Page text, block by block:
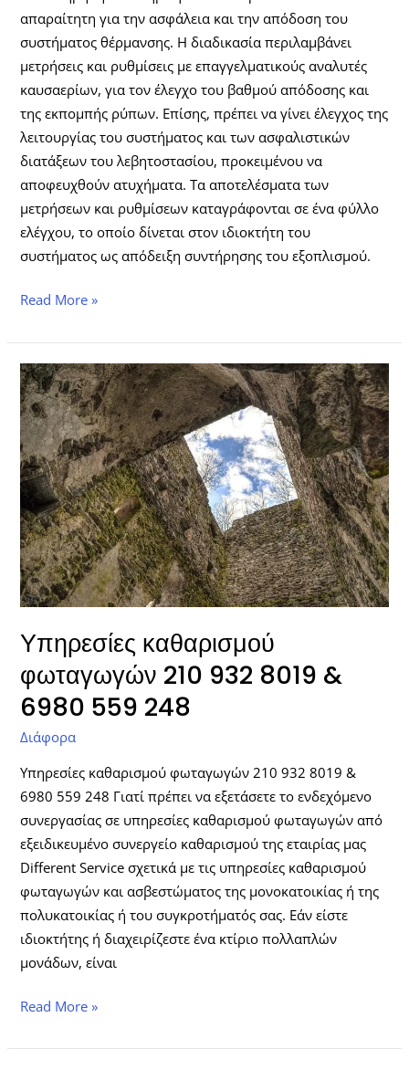
απαραίτητη για την ασφάλεια και την απόδοση του
συστήματος θέρμανσης. Η διαδικασία περιλαμβάνει
μετρήσεις και ρυθμίσεις με επαγγελματικούς αναλυτές
καυσαερίων, για τον έλεγχο του βαθμού απόδοσης και
της εκπομπής ρύπων. Επίσης, πρέπει να γίνει έλεγχος της
λειτουργίας του συστήματος και των ασφαλιστικών
διατάξεων του λεβητοστασίου, προκειμένου να
αποφευχθούν ατυχήματα. Τα αποτελέσματα των
μετρήσεων και ρυθμίσεων καταγράφονται σε ένα φύλλο
ελέγχου, το οποίο δίνεται στον ιδιοκτήτη του
συστήματος ως απόδειξη συντήρησης του εξοπλισμού.
Read More »
Υπηρεσίες καθαρισμού
φωταγωγών 210 932 8019 &
6980 559 248
Διάφορα
Υπηρεσίες καθαρισμού φωταγωγών 210 932 8019 &
6980 559 248 Γιατί πρέπει να εξετάσετε το ενδεχόμενο
συνεργασίας σε υπηρεσίες καθαρισμού φωταγωγών από
εξειδικευμένο συνεργείο καθαρισμού της εταιρίας μας
Different Service σχετικά με τις υπηρεσίες καθαρισμού
φωταγωγών και ασβεστώματος της μονοκατοικίας ή της
πολυκατοικίας ή του συγκροτήματός σας. Εάν είστε
ιδιοκτήτης ή διαχειρίζεστε ένα κτίριο πολλαπλών
μονάδων, είναι
Υπηρεσίες
καθαρισμού
φωταγωγών
210
932
8019
&
6980
559
248
Read More »